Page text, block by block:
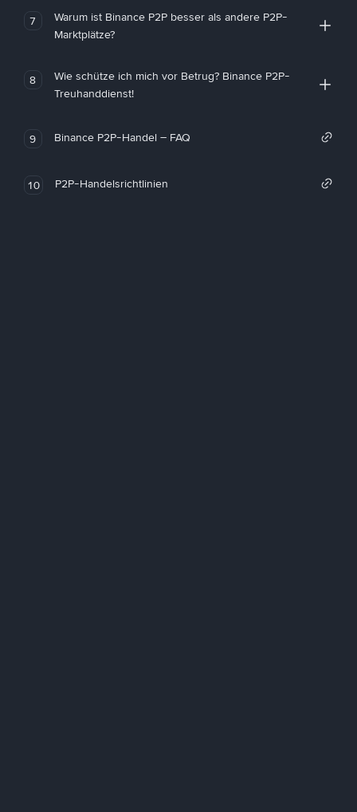
7
Warum ist Binance P2P besser als andere P2P-
Marktplätze?
8
Wie schütze ich mich vor Betrug? Binance P2P-
Treuhanddienst!
9 Binance P2P-Handel – FAQ
10 P2P-Handelsrichtlinien